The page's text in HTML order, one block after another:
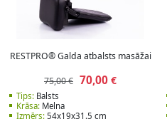
RESTPRO® Galda atbalsts masāžai
75,00 € 70,00 €
Tips:Balsts
Krāsa:Melna
Izmērs:54x19x31.5 cm